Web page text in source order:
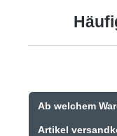
Ab welchem
Artikel